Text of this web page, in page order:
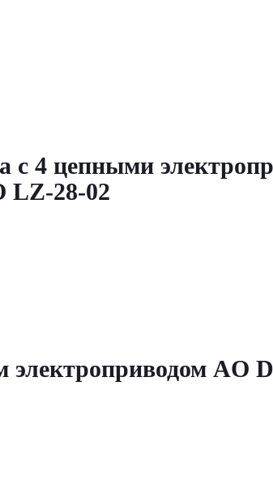
с 4 цепными
LZ-28-02
AO